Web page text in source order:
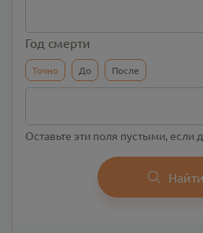
Год смерти
Точно До После
Оставьте эти поля пустыми, если
Найти